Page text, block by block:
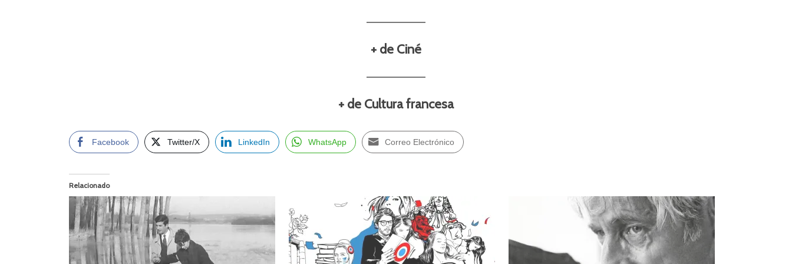
+ de Ciné
+ de Cultura francesa
Facebook Twitter/X LinkedIn WhatsApp Correo Electrónico
Relacionado